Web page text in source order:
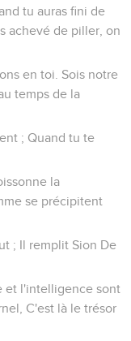
; Voici, elle va
voué à
de graisse,
graisse des reins
à Botsra, Et un
avec les
sol est imprégné
Une année
Et sa
de la poix qui
s'en élèvera